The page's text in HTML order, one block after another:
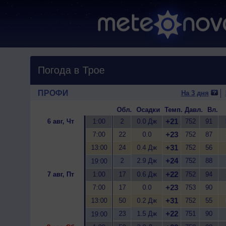
Погода в Трое
ПРОФИ На 3 дня
Обл. Осадки Темп. Давл. Вл.
6 авг, Чт
1:00 2 0.0 Дж +21 752 91
7:00
22 0.0 +23 752 87
13:00
24 0.4 Дж +31 752 56
19:00
2 2.9 Дж +24 752 88
7 авг, Пт
1:00 17 0.6 Дж +22 752 94
7:00
17 0.0 +23 753 90
13:00
50 0.2 Дж +31 752 55
19:00
23 1.5 Дж +22 751 90